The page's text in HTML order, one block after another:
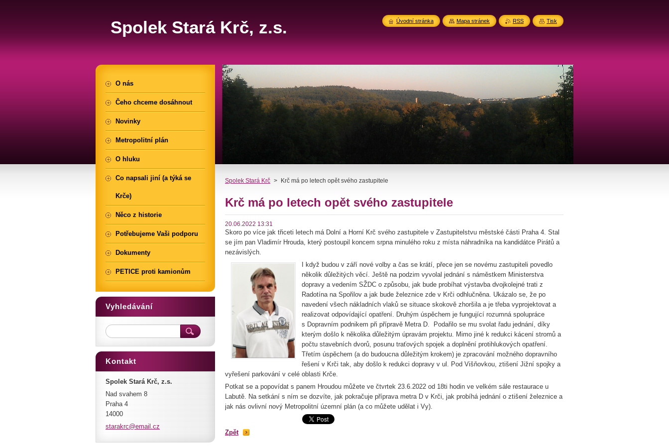
Spolek Stará Krč, z.s.
Spolek Stará Krč > Krč má po letech opět svého zastupitele
Krč má po letech opět svého zastupitele
20.06.2022 13:31
Skoro po více jak třiceti letech má Dolní a Horní Krč svého zastupitele v Zastupitelstvu městské části Praha 4. Stal
se jím pan Vladimír Hrouda, který postoupil koncem srpna minulého roku z místa náhradníka na kandidátce Pirátů a
nezávislých.
I když budou v září nové volby a čas se krátí, přece jen se novému zastupiteli povedlo
několik důležitých věcí. Ještě na podzim vyvolal jednání s náměstkem Ministerstva
dopravy a vedením SŽDC o způsobu, jak bude probíhat výstavba dvojkolejné trati z
Radotína na Spořilov a jak bude železnice zde v Krči odhlučněna. Ukázalo se, že po
navedení všech nákladních vlaků se situace skokově zhoršila a je třeba vyprojektovat a
realizovat odpovídající opatření. Druhým úspěchem je fungující rozumná spolupráce
s Dopravním podnikem při přípravě Metra D. Podařilo se mu svolat řadu jednání, díky
kterým došlo k několika důležitým úpravám projektu. Mimo jiné k redukci kácení stromů a
počtu stavebních dvorů, posunu traťových spojek a doplnění protihlukových opatření.
Třetím úspěchem (a do budoucna důležitým krokem) je zpracování možného dopravního
řešení v Krči tak, aby došlo k redukci dopravy v ul. Pod Višňovkou, ztišení Jižní spojky a
vyřešení parkování v celé oblasti Krče.
Potkat se a popovídat s panem Hroudou můžete ve čtvrtek 23.6.2022 od 18ti hodin ve velkém sále restaurace u
Labutě. Na setkání s ním se dozvíte, jak pokračuje příprava metra D v Krči, jak probíhá jednání o ztišení železnice a
jak nás ovlivní nový Metropolitní územní plán (a co můžete udělat i Vy).
Zpět
O nás
Čeho chceme dosáhnout
Novinky
Metropolitní plán
O hluku
Co napsali jiní (a týká se
Krče)
Něco z historie
Potřebujeme Vaši podporu
Dokumenty
PETICE proti kamionům
Vyhledávání
Kontakt
Spolek Stará Krč, z.s.
Nad svahem 8
Praha 4
14000
starakrc@email.cz
Úvodní stránka Mapa stránek RSS Tisk